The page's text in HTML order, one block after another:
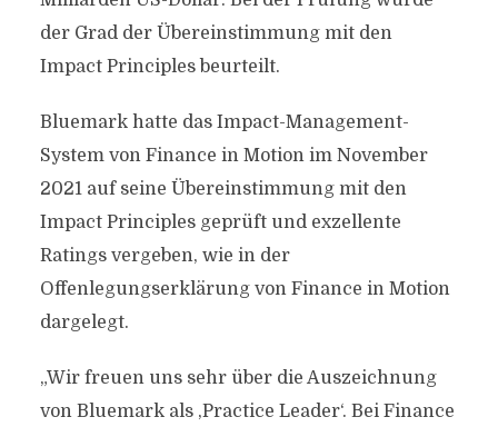
der Grad der Übereinstimmung mit den
Impact Principles beurteilt.
Bluemark hatte das Impact-Management-
System von Finance in Motion im November
2021 auf seine Übereinstimmung mit den
Impact Principles geprüft und exzellente
Ratings vergeben, wie in der
Offenlegungserklärung von Finance in Motion
dargelegt.
„Wir freuen uns sehr über die Auszeichnung
von Bluemark als ,Practice Leader‘. Bei Finance